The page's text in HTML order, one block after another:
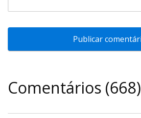
Comentários (668)